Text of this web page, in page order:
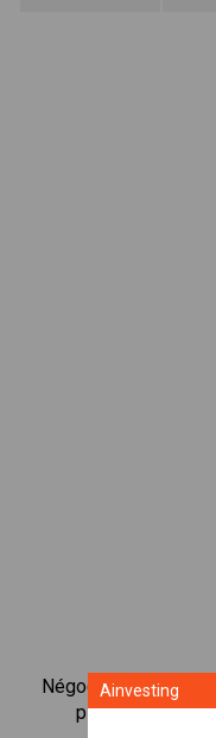
Négocier plus de 1
plateforme de
Ainvesting